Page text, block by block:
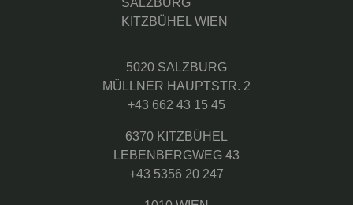
5020 SALZBURG
MÜLLNER HAUPTSTR. 2
+43 662 43 15 45
6370 KITZBÜHEL
LEBENBERGWEG 43
+43 5356 20 247